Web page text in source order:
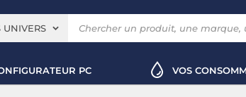
UNIVERS
PC VOS